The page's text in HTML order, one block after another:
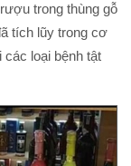
trong thùng gỗ
tích lũy trong cơ
các loại bệnh tật